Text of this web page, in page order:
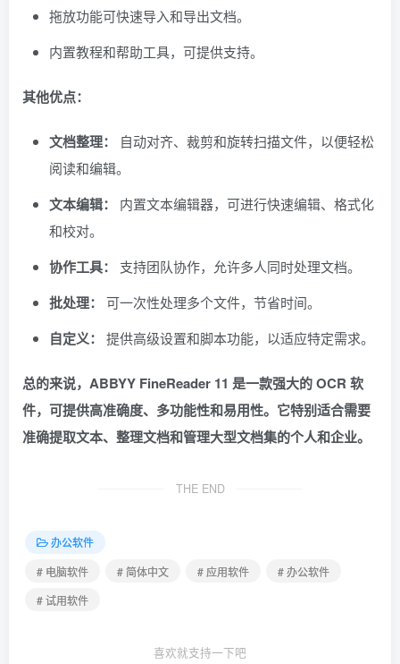
拖放功能可快速导入和导出文档。
内置教程和帮助工具，可提供支持。
其他优点：
文档整理：
自动对齐、裁剪和旋转扫描文件，以便轻松
阅读和编辑。
文本编辑：
内置文本编辑器，可进行快速编辑、格式化
和校对。
协作工具： 支持团队协作，允许多人同时处理文档。
批处理： 可一次性处理多个文件，节省时间。
自定义： 提供高级设置和脚本功能，以适应特定需求。
总的来说，ABBYY FineReader 11 是一款强大的 OCR 软
件，可提供高准确度、多功能性和易用性。它特别适合需要
准确提取文本、整理文档和管理大型文档集的个人和企业。
THE END
办公软件
# 电脑软件
# 简体中文 # 应用软件
# 办公软件
# 试用软件
喜欢就支持一下吧